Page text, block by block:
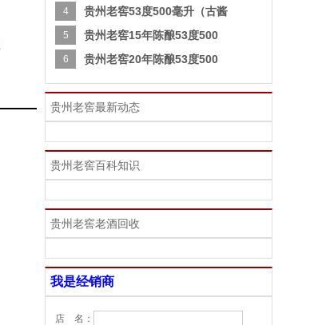
4 贵州老窖53度500毫升（古酱
5 贵州老窖15年陈酿53度500
6 贵州老窖20年陈酿53度500
贵州老窖最新动态
贵州老窖百科知识
贵州老窖老酒回收
我是经销商
店 名：